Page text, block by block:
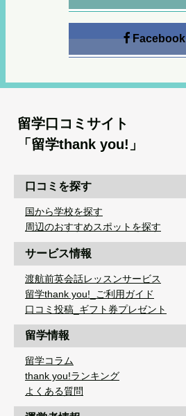
Facebook
留学口コミサイト
「留学thank you!」
口コミを探す
国から学校を探す
周辺のおすすめスポットを探す
サービス情報
渡航前英会話レッスンサービス
留学thank you!_ご利用ガイド
口コミ投稿_ギフト券プレゼント
留学情報
留学コラム
thank you!ランキング
よくある質問